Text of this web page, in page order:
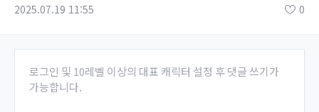
2025.07.19 11:55 0
로그인 및 10레벨 이상의 대표 캐릭터 설정 후 댓글 쓰기가
가능합니다.